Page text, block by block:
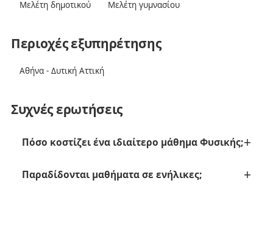
Μελέτη δημοτικού
Μελέτη γυμνασίου
Περιοχές εξυπηρέτησης
Αθήνα - Δυτική Αττική
Συχνές ερωτήσεις
Πόσο κοστίζει ένα ιδιαίτερο μάθημα Φυσικής;
Παραδίδονται μαθήματα σε ενήλικες;